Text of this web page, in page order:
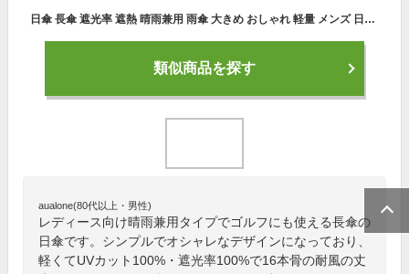
日傘 長傘 遮光率 遮熱 晴雨兼用 雨傘 大きめ おしゃれ 軽量 メンズ 日傘レディース スポーツ 和風 uvカッド ワンタッチ 男性 女性 丈夫 かわいい 風に強い 長傘 レディース 夏 スポーツ ゴルフ 子供 梅雨対策グッズ ギフト シンプル プレゼント かさ 母の日ギフト
類似商品を探す
aualone(80代以上・男性)
レディース向け晴雨兼用タイプでゴルフにも使える長傘の
日傘です。シンプルでオシャレなデザインになっており、
軽くてUVカット100%・遮光率100%で16本骨の耐風の丈